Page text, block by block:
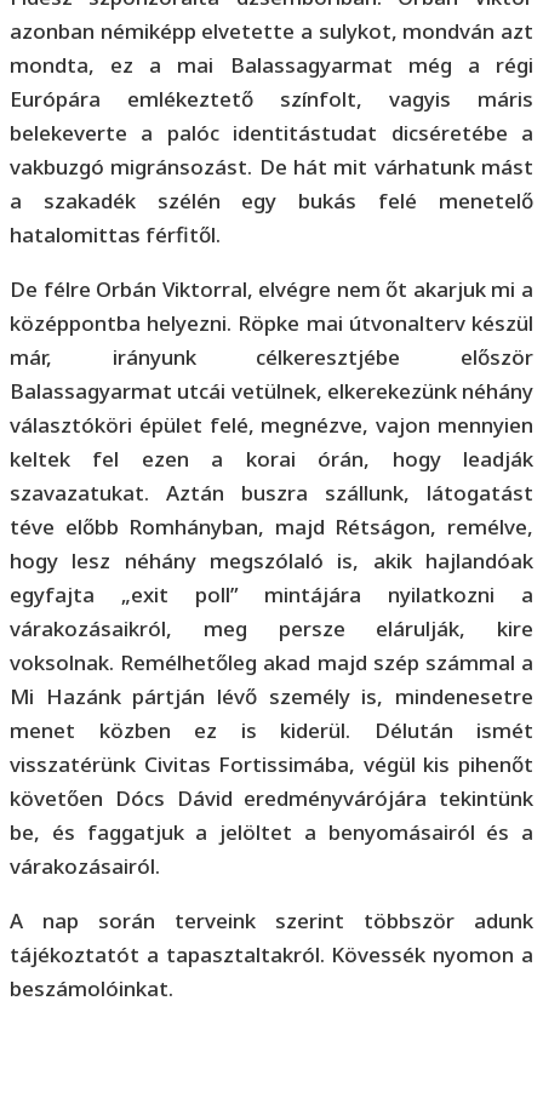
azonban némiképp elvetette a sulykot, mondván azt
mondta, ez a mai Balassagyarmat még a régi
Európára emlékeztető színfolt, vagyis máris
belekeverte a palóc identitástudat dicséretébe a
vakbuzgó migránsozást. De hát mit várhatunk mást
a szakadék szélén egy bukás felé menetelő
hatalomittas férfitől.
De félre Orbán Viktorral, elvégre nem őt akarjuk mi a
középpontba helyezni. Röpke mai útvonalterv készül
már, irányunk célkeresztjébe először
Balassagyarmat utcái vetülnek, elkerekezünk néhány
választóköri épület felé, megnézve, vajon mennyien
keltek fel ezen a korai órán, hogy leadják
szavazatukat. Aztán buszra szállunk, látogatást
téve előbb Romhányban, majd Rétságon, remélve,
hogy lesz néhány megszólaló is, akik hajlandóak
egyfajta „exit poll” mintájára nyilatkozni a
várakozásaikról, meg persze elárulják, kire
voksolnak. Remélhetőleg akad majd szép számmal a
Mi Hazánk pártján lévő személy is, mindenesetre
menet közben ez is kiderül. Délután ismét
visszatérünk Civitas Fortissimába, végül kis pihenőt
követően Dócs Dávid eredményvárójára tekintünk
be, és faggatjuk a jelöltet a benyomásairól és a
várakozásairól.
A nap során terveink szerint többször adunk
tájékoztatót a tapasztaltakról. Kövessék nyomon a
beszámolóinkat.